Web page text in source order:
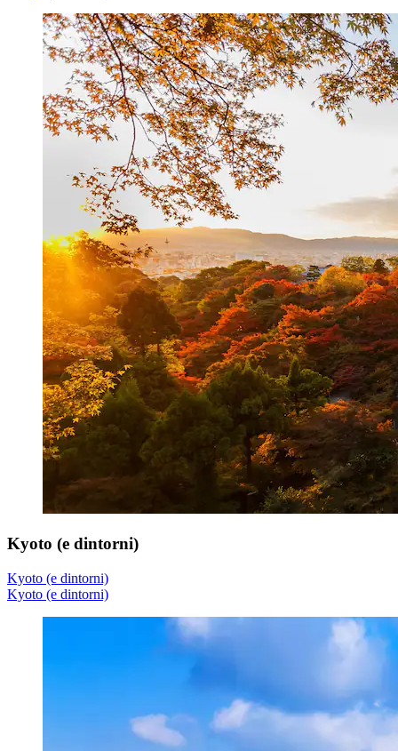
Kyoto (e dintorni)
Kyoto (e dintorni)
Kyoto (e dintorni)